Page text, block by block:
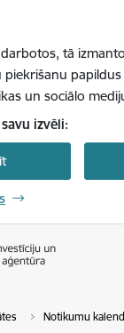
tā
piekrišanu
un sociālo
izvēli:
Notikumu